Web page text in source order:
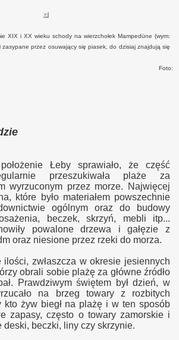
XIX i XX wieku schody na wierzchołek Mampedüne (wym:
zasypane przez osuwający się piasek, do dzisiaj znajdują się
Łeby sprawiało, że część
przeszukiwała plaże za
wyrzuconym przez morze. Najwięcej
które było materiałem powszechnie
ogólnym oraz do budowy
beczek, skrzyń, mebli itp...
powalone drzewa i gałęzie z
oraz niesione przez rzeki do morza.
zwłaszcza w okresie jesiennych
obrali sobie plażę za główne źródło
Prawdziwym świętem był dzień, w
na brzeg towary z rozbitych
kto żyw biegł na plażę i w ten sposób
zapasy, często o towary zamorskie i
deski, beczki, liny czy skrzynie.